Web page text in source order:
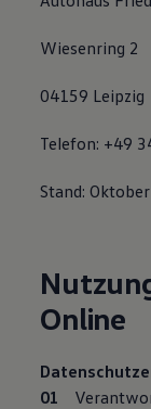
Wiesenring 2
04159 Leipzig
Telefon: +49
Stand:
Online